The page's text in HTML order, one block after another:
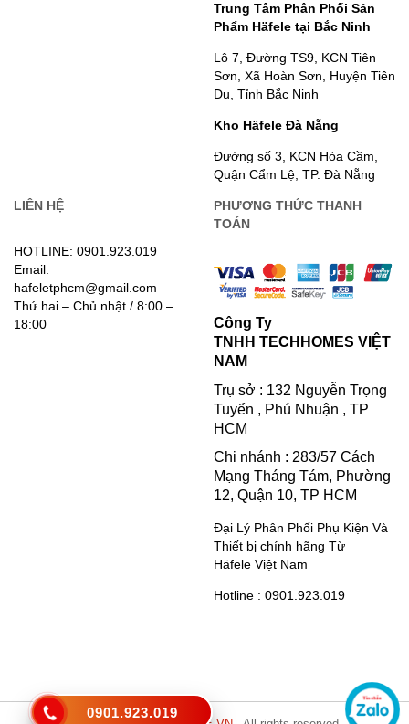
Trung Tâm Phân Phối Sản
Phẩm Häfele tại Bắc Ninh
Lô 7, Đường TS9, KCN Tiên
Sơn, Xã Hoàn Sơn, Huyện Tiên
Du, Tỉnh Bắc Ninh
Kho Häfele Đà Nẵng
Đường số 3, KCN Hòa Cầm,
Quận Cẩm Lệ, TP. Đà Nẵng
LIÊN HỆ
HOTLINE: 0901.923.019
Email:
hafeletphcm@gmail.com
Thứ hai – Chủ nhật / 8:00 –
18:00
PHƯƠNG THỨC THANH
TOÁN
Công Ty
TNHH TECHHOMES VIỆT
NAM
Trụ sở : 132 Nguyễn Trọng
Tuyển , Phú Nhuận , TP
HCM
Chi nhánh : 283/57 Cách
Mạng Tháng Tám, Phường
12, Quận 10, TP HCM
Đại Lý Phân Phối Phụ Kiện Và
Thiết bị chính hãng Từ
Häfele Việt Nam
Hotline : 0901.923.019
0901.923.019